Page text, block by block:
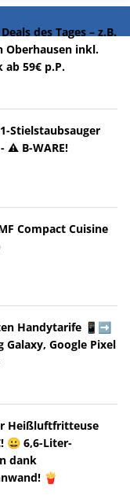
des Tages – z.B.
Oberhausen inkl.
59€ p.P.
Stielstaubsauger
⚠️ B-WARE!
Compact Cuisine
Handytarife 📱➡️
Galaxy, Google Pixel
Heißluftfritteuse
😀 6,6-Liter-
dank
🍟